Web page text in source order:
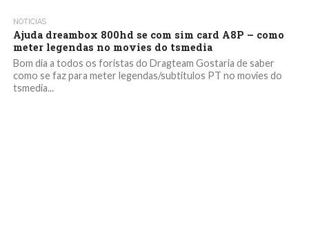
NOTICIAS
Ajuda dreambox 800hd se com sim card A8P – como
meter legendas no movies do tsmedia
Bom dia a todos os foristas do Dragteam Gostaria de saber
como se faz para meter legendas/subtitulos PT no movies do
tsmedia...